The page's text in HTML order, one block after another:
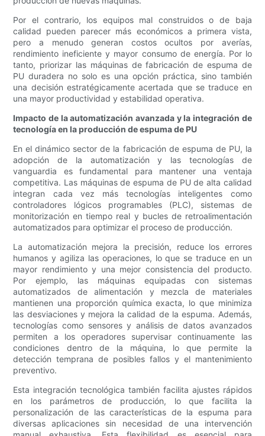
Por el contrario, los equipos mal construidos o de baja
calidad pueden parecer más económicos a primera vista,
pero a menudo generan costos ocultos por averías,
rendimiento ineficiente y mayor consumo de energía. Por lo
tanto, priorizar las máquinas de fabricación de espuma de
PU duradera no solo es una opción práctica, sino también
una decisión estratégicamente acertada que se traduce en
una mayor productividad y estabilidad operativa.
Impacto de la automatización avanzada y la integración de
tecnología en la producción de espuma de PU
En el dinámico sector de la fabricación de espuma de PU, la
adopción de la automatización y las tecnologías de
vanguardia es fundamental para mantener una ventaja
competitiva. Las máquinas de espuma de PU de alta calidad
integran cada vez más tecnologías inteligentes como
controladores lógicos programables (PLC), sistemas de
monitorización en tiempo real y bucles de retroalimentación
automatizados para optimizar el proceso de producción.
La automatización mejora la precisión, reduce los errores
humanos y agiliza las operaciones, lo que se traduce en un
mayor rendimiento y una mejor consistencia del producto.
Por ejemplo, las máquinas equipadas con sistemas
automatizados de alimentación y mezcla de materiales
mantienen una proporción química exacta, lo que minimiza
las desviaciones y mejora la calidad de la espuma. Además,
tecnologías como sensores y análisis de datos avanzados
permiten a los operadores supervisar continuamente las
condiciones dentro de la máquina, lo que permite la
detección temprana de posibles fallos y el mantenimiento
preventivo.
Esta integración tecnológica también facilita ajustes rápidos
en los parámetros de producción, lo que facilita la
personalización de las características de la espuma para
diversas aplicaciones sin necesidad de una intervención